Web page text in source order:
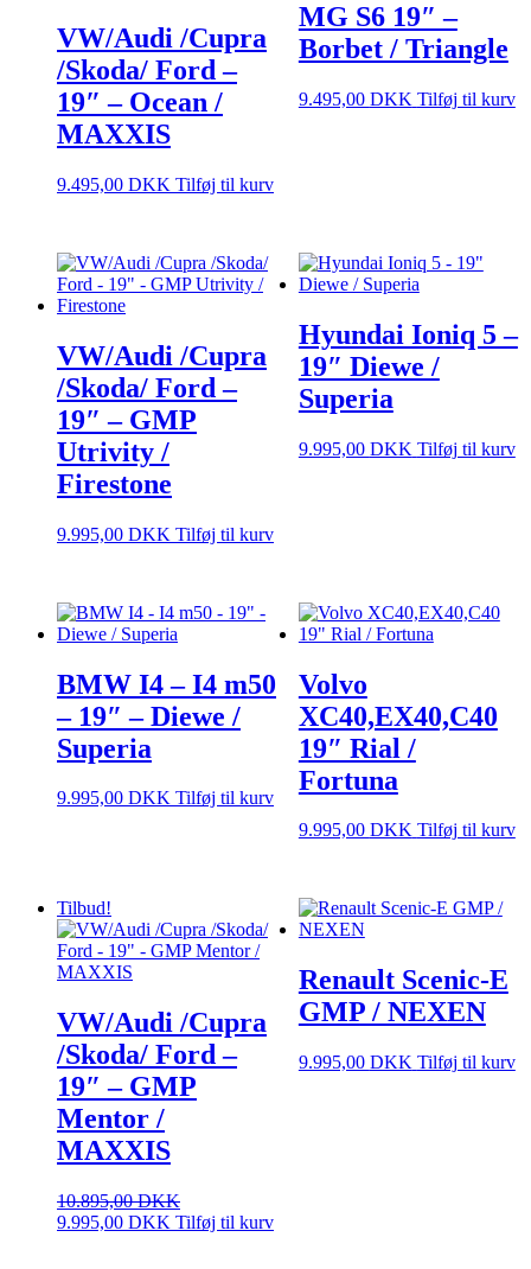
VW/Audi /Cupra
/Skoda/ Ford –
19″ – Ocean /
MAXXIS
9.495,00 DKK Tilføj til kurv
MG S6 19″ –
Borbet / Triangle
9.495,00 DKK Tilføj til kurv
VW/Audi /Cupra
/Skoda/ Ford –
19″ – GMP
Utrivity /
Firestone
9.995,00 DKK Tilføj til kurv
Hyundai Ioniq 5 –
19″ Diewe /
Superia
9.995,00 DKK Tilføj til kurv
BMW I4 – I4 m50
– 19″ – Diewe /
Superia
9.995,00 DKK Tilføj til kurv
Volvo
XC40,EX40,C40
19″ Rial /
Fortuna
9.995,00 DKK Tilføj til kurv
Tilbud!
VW/Audi /Cupra
/Skoda/ Ford –
19″ – GMP
Mentor /
MAXXIS
10.895,00DKK
Den
9.995,00 DKK Den
Tilføj til kurv
Renault Scenic-E
GMP / NEXEN
9.995,00 DKK Tilføj til kurv